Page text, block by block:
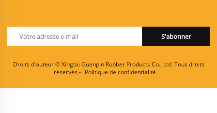
S'abonner
Droits d'auteur © Xingtai Guanpin Rubber Products Co., Ltd. Tous droits
réservés - Politique de confidentialité